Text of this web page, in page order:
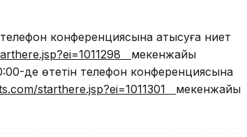
конференциясына қатысуға ниет
мекенжайы
де өтетін телефон конференциясына
starthere.jsp?ei=1011301 мекенжайы